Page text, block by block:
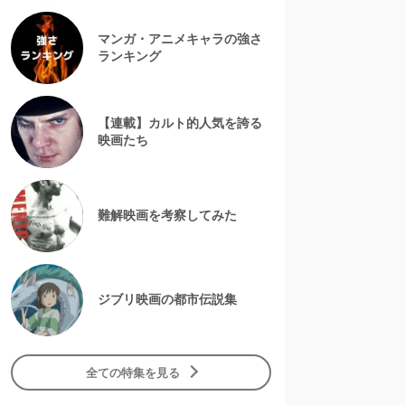
マンガ・アニメキャラの強さ
ランキング
【連載】カルト的人気を誇る
映画たち
難解映画を考察してみた
ジブリ映画の都市伝説集
全ての特集を見る